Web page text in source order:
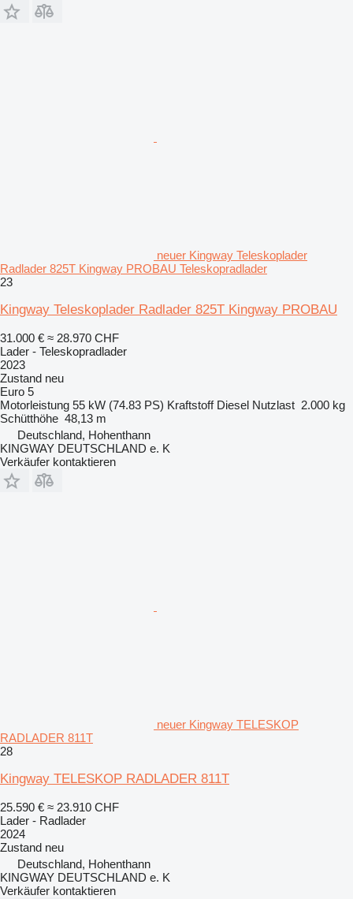
neuer Kingway Teleskoplader
Radlader 825T Kingway PROBAU Teleskopradlader
23
Kingway Teleskoplader Radlader 825T Kingway PROBAU
31.000 € ≈ 28.970 CHF
Lader - Teleskopradlader
2023
Zustand neu
Euro 5
Motorleistung 55 kW (74.83 PS) Kraftstoff Diesel Nutzlast 2.000 kg
Schütthöhe 48,13 m
Deutschland, Hohenthann
KINGWAY DEUTSCHLAND e. K
Verkäufer kontaktieren
neuer Kingway TELESKOP
RADLADER 811T
28
Kingway TELESKOP RADLADER 811T
25.590 € ≈ 23.910 CHF
Lader - Radlader
2024
Zustand neu
Deutschland, Hohenthann
KINGWAY DEUTSCHLAND e. K
Verkäufer kontaktieren